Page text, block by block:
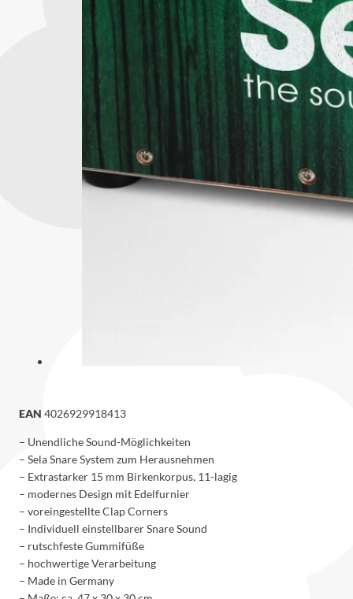
EAN 4026929918413
– Unendliche Sound-Möglichkeiten
– Sela Snare System zum Herausnehmen
– Extrastarker 15 mm Birkenkorpus, 11-lagig
– modernes Design mit Edelfurnier
– voreingestellte Clap Corners
– Individuell einstellbarer Snare Sound
– rutschfeste Gummifüße
– hochwertige Verarbeitung
– Made in Germany